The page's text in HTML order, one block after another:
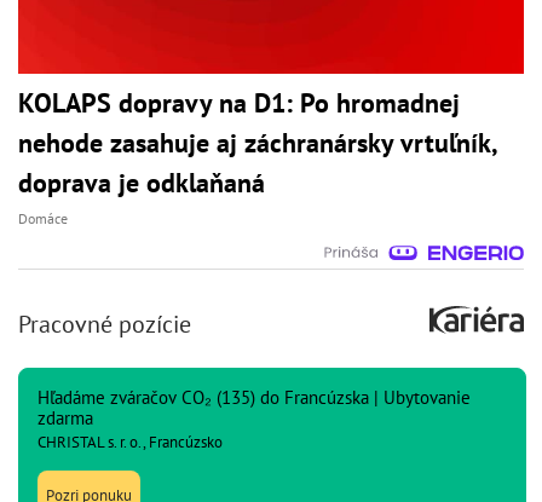
KOLAPS dopravy na D1: Po hromadnej
nehode zasahuje aj záchranársky vrtuľník,
doprava je odklaňaná
Domáce
Pracovné pozície
Hľadáme zváračov CO₂ (135) do Francúzska | Ubytovanie
zdarma
CHRISTAL s. r. o., Francúzsko
Pozri ponuku